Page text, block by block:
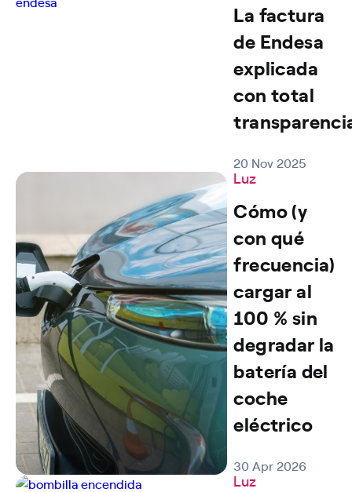
La factura
de Endesa
explicada
con total
20 Nov 2025
Luz
Cómo (y
con qué
frecuencia)
cargar al
100 % sin
degradar la
batería del
coche
eléctrico
30 Apr 2026
Luz